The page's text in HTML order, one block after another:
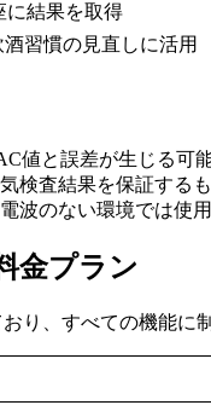
に結果を取得
習慣の見直しに活用
値と誤差が生じる可
検査結果を保証する
波のない環境では使
金プラン
り、すべての機能に